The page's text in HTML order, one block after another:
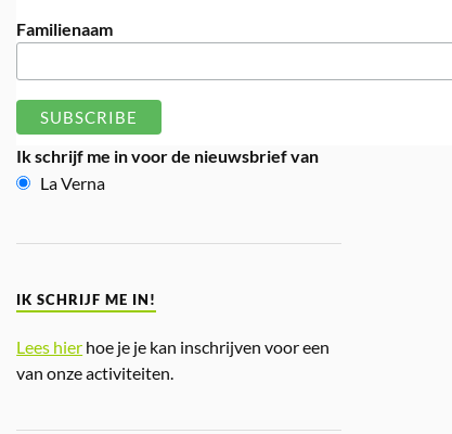
Familienaam
Ik schrijf me in voor de nieuwsbrief van
La Verna
IK SCHRIJF ME IN!
Lees hier hoe je je kan inschrijven voor een
van onze activiteiten.